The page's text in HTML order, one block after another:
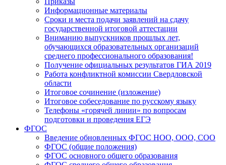
Информационные материалы
Сроки и места подачи заявлений на сдачу
государственной итоговой аттестации
Вниманию выпускников прошлых лет,
обучающихся образовательных организаций
среднего профессионального образования!
Получение официальных результатов ГИА 2019
Работа конфликтной комиссии Свердловской
области
Итоговое сочинение (изложение)
Итоговое собеседование по русскому языку
Телефоны «горячей линии» по вопросам
подготовки и проведения ЕГЭ
ФГОС
Введение обновленных ФГОС НОО, ООО, СОО
ФГОС (общие положения)
ФГОС основного общего образования